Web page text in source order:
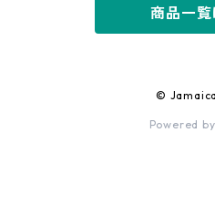
商品一覧
©
Powered